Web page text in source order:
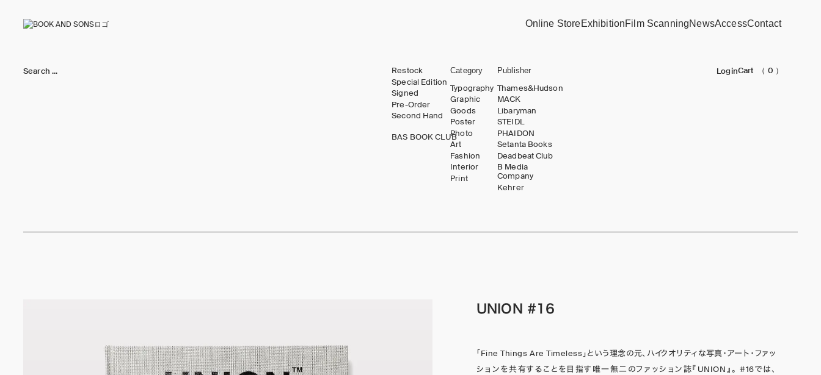
Online StoreExhibitionFilm ScanningNewsAccessContact
LoginCart （ 0 ）
Restock
Special Edition
Signed
Pre-Order
Second Hand
BAS BOOK CLUB
Category
Typography
Graphic
Goods
Poster
Photo
Art
Fashion
Interior
Print
Publisher
Thames&Hudson
MACK
Libaryman
STEIDL
PHAIDON
Setanta Books
Deadbeat Club
B Media
Company
Kehrer
UNION #16
「Fine Things Are Timeless」という理念の元、ハイクオリティな写真・アート・ファッ
ションを共有することを目指す唯一無二のファッション誌『UNION』。 #16では、